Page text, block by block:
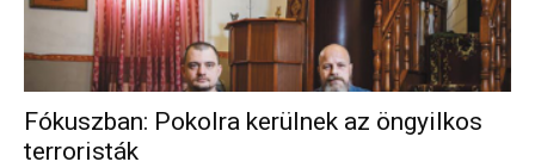
Fókuszban: Pokolra kerülnek az öngyilkos
terroristák